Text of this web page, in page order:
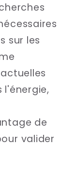
sur les
l'énergie,
de
valider